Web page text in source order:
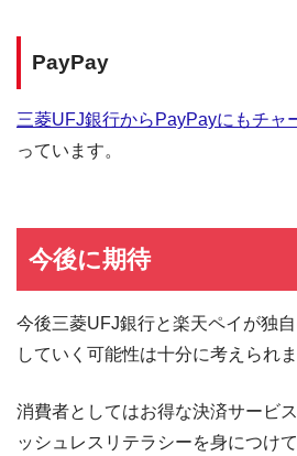
PayPay
三菱UFJ銀行からPayPayにもチャ
っています。
今後に期待
今後三菱UFJ銀行と楽天ペイが独
していく可能性は十分に考えられま
消費者としてはお得な決済サービ
ッシュレスリテラシーを身につけ